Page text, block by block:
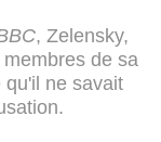
, Zelensky,
de sa
qu'il ne savait